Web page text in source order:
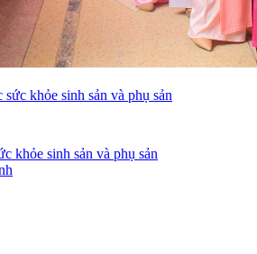
khỏe sinh sản và phụ sản